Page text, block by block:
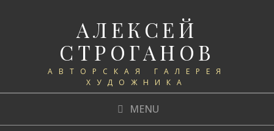
АЛЕКСЕЙ
СТРОГАНОВ
АВТОРСКАЯ ГАЛЕРЕЯ
ХУДОЖНИКА
MENU